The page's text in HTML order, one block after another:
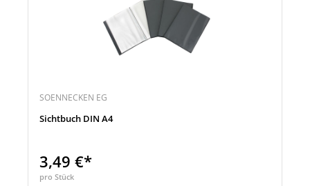
SOENNECKEN EG
Sichtbuch DIN A4
3,49 €*
pro Stück